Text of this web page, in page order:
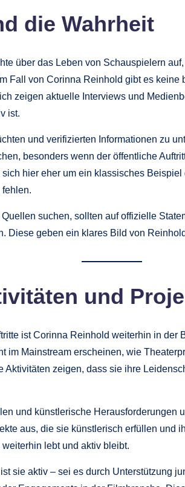
die Wahrheit
über das Leben von Schauspielern
Fall von Corinna Reinhold gibt es keine
zeigen aktuelle Interviews und
ist.
und verifizierten Informationen zu
besonders wenn der öffentliche
hier eher um ein klassisches
fehlen.
suchen, sollten auf offizielle
Diese geben ein klares Bild von
und
ist Corinna Reinhold weiterhin in der
im Mainstream erscheinen, wie
Aktivitäten zeigen, dass sie ihre
und künstlerische Herausforderungen
aus, die sie künstlerisch erfüllen und
lebt und aktiv bleibt.
sie aktiv – sei es durch Unterstützung